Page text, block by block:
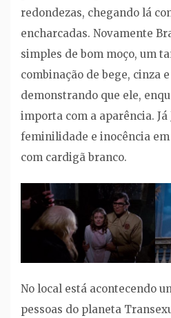
redondezas, chegando lá
encharcadas. Novamente
simples de bom moço, um
combinação de bege, cinza
demonstrando que ele,
importa com a aparência.
feminilidade e inocência
com cardigã branco.
No local está acontecendo
pessoas do planeta